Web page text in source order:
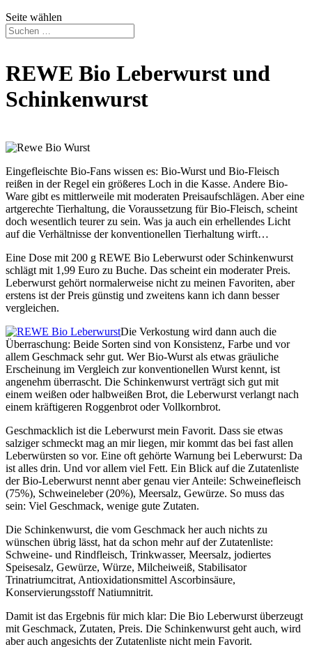
Seite wählen
REWE Bio Leberwurst und
Schinkenwurst
Eingefleischte Bio-Fans wissen es: Bio-Wurst und Bio-Fleisch
reißen in der Regel ein größeres Loch in die Kasse. Andere Bio-
Ware gibt es mittlerweile mit moderaten Preisaufschlägen. Aber eine
artgerechte Tierhaltung, die Voraussetzung für Bio-Fleisch, scheint
doch wesentlich teurer zu sein. Was ja auch ein erhellendes Licht
auf die Verhältnisse der konventionellen Tierhaltung wirft…
Eine Dose mit 200 g REWE Bio Leberwurst oder Schinkenwurst
schlägt mit 1,99 Euro zu Buche. Das scheint ein moderater Preis.
Leberwurst gehört normalerweise nicht zu meinen Favoriten, aber
erstens ist der Preis günstig und zweitens kann ich dann besser
vergleichen.
Die Verkostung wird dann auch die
Überraschung: Beide Sorten sind von Konsistenz, Farbe und vor
allem Geschmack sehr gut. Wer Bio-Wurst als etwas gräuliche
Erscheinung im Vergleich zur konventionellen Wurst kennt, ist
angenehm überrascht. Die Schinkenwurst verträgt sich gut mit
einem weißen oder halbweißen Brot, die Leberwurst verlangt nach
einem kräftigeren Roggenbrot oder Vollkornbrot.
Geschmacklich ist die Leberwurst mein Favorit. Dass sie etwas
salziger schmeckt mag an mir liegen, mir kommt das bei fast allen
Leberwürsten so vor. Eine oft gehörte Warnung bei Leberwurst: Da
ist alles drin. Und vor allem viel Fett. Ein Blick auf die Zutatenliste
der Bio-Leberwurst nennt aber genau vier Anteile: Schweinefleisch
(75%), Schweineleber (20%), Meersalz, Gewürze. So muss das
sein: Viel Geschmack, wenige gute Zutaten.
Die Schinkenwurst, die vom Geschmack her auch nichts zu
wünschen übrig lässt, hat da schon mehr auf der Zutatenliste:
Schweine- und Rindfleisch, Trinkwasser, Meersalz, jodiertes
Speisesalz, Gewürze, Würze, Milcheiweiß, Stabilisator
Trinatriumcitrat, Antioxidationsmittel Ascorbinsäure,
Konservierungsstoff Natiumnitrit.
Damit ist das Ergebnis für mich klar: Die Bio Leberwurst überzeugt
mit Geschmack, Zutaten, Preis. Die Schinkenwurst geht auch, wird
aber auch angesichts der Zutatenliste nicht mein Favorit.